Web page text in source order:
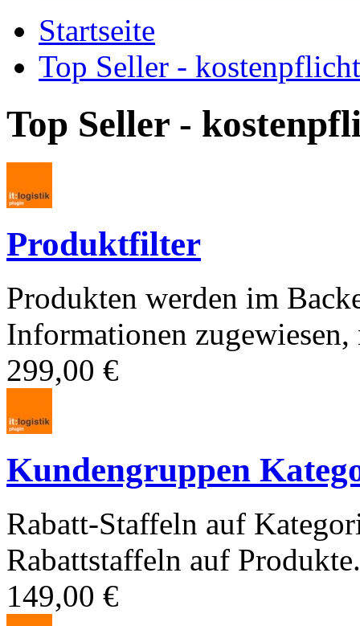
Startseite
Top Seller -
Top Seller -
Produktfilter
Produkten werden im
Informationen zugewiesen,
299,00 €
Kundengruppen
Rabatt-Staffeln auf
Rabattstaffeln auf
149,00 €